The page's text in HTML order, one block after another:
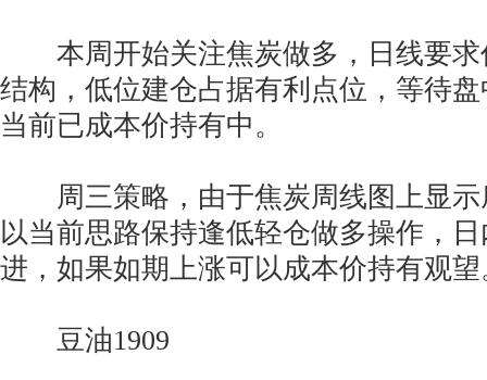
本周开始关注焦炭做多，日线要求
结构，低位建仓占据有利点位，等待
当前已成本价持有中。
周三策略，由于焦炭周线图上显示
以当前思路保持逢低轻仓做多操作，
进，如果如期上涨可以成本价持有观望
豆油1909